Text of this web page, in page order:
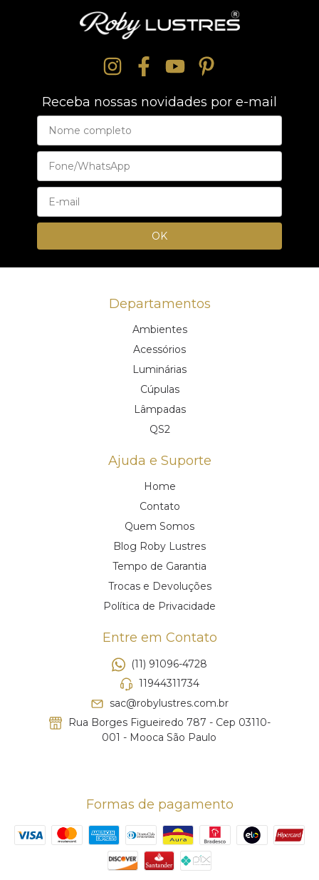
Receba nossas novidades por e-mail
Departamentos
Ambientes
Acessórios
Luminárias
Cúpulas
Lâmpadas
QS2
Ajuda e Suporte
Home
Contato
Quem Somos
Blog Roby Lustres
Tempo de Garantia
Trocas e Devoluções
Política de Privacidade
Entre em Contato
(11) 91096-4728
11944311734
sac@robylustres.com.br
Rua Borges Figueiredo 787 - Cep 03110-
001 - Mooca São Paulo
Formas de pagamento